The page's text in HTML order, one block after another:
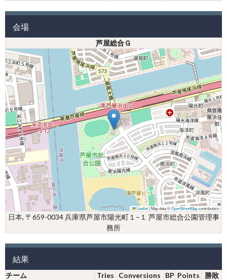
会場
芦屋総合Ｇ
Leaflet|Map data ©OpenStreetMapcontributors
日本, 〒659-0034 兵庫県芦屋市陽光町１−１ 芦屋市総合公園管理事
務所
結果
チーム Tries Conversions BP Points
勝敗